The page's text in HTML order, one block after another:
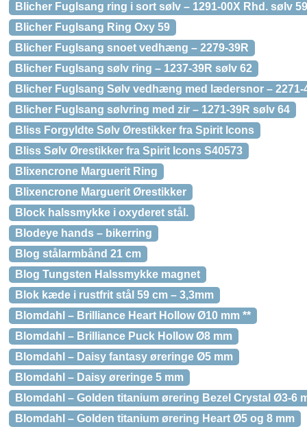
Blicher Fuglsang ring i sort sølv – 1291-00X Rhd. sølv 59
Blicher Fuglsang Ring Oxy 59
Blicher Fuglsang snoet vedhæng – 2279-39R
Blicher Fuglsang sølv ring – 1237-39R sølv 62
Blicher Fuglsang Sølv vedhæng med lædersnor – 2271-
Blicher Fuglsang sølvring med zir – 1271-39R sølv 64
Bliss Forgyldte Sølv Ørestikker fra Spirit Icons
Bliss Sølv Ørestikker fra Spirit Icons S40573
Blixencrone Marguerit Ring
Blixencrone Marguerit Ørestikker
Block halssmykke i oxyderet stål.
Blodeye hands – bikerring
Blog stålarmbånd 21 cm
Blog Tungsten Halssmykke magnet
Blok kæde i rustfrit stål 59 cm – 3,3mm
Blomdahl – Brilliance Heart Hollow Ø10 mm **
Blomdahl – Brilliance Puck Hollow Ø8 mm
Blomdahl – Daisy fantasy øreringe Ø5 mm
Blomdahl – Daisy øreringe 5 mm
Blomdahl – Golden titanium ørering Bezel Crystal Ø3-6
Blomdahl – Golden titanium ørering Heart Ø5 og 8 mm